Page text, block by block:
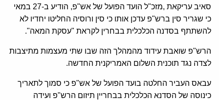
סאיב עריקאת ,מזכ"ל הועד הפועל של אש"פ, הודיע ב-27 במאי
כי שגריר סין ברש"פ עדכן אותו כי סין ורוסיה החליטו יחדיו לא
להשתתף בסדנה הכלכלית בבחרין לקראת "עסקת המאה".
הרש"פ שואבת עידוד מהמהלך הזה שבו שתי מעצמות מתיצבות
לצדה נגד תוכנית השלום האמריקנית החדשה.
עבאס העביר החלטה בועד הפועל של אש"פ כי סמוך לתאריך
כינוסה של הסדנא הכלכלית בבחריין תיזום הרש"פ ועידה